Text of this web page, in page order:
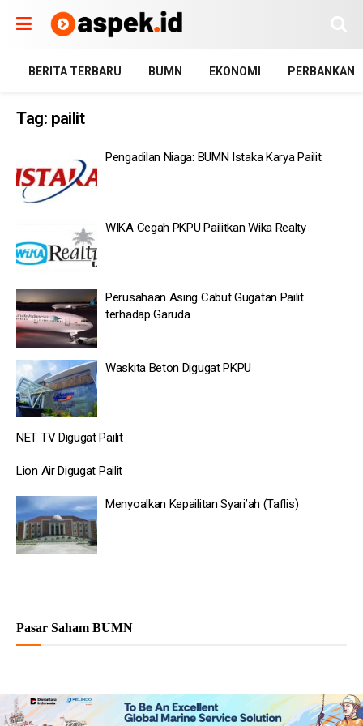
BERITA TERBARU BUMN EKONOMI PERBANKAN
Tag: pailit
Pengadilan Niaga: BUMN Istaka Karya Pailit
WIKA Cegah PKPU Pailitkan Wika Realty
Perusahaan Asing Cabut Gugatan Pailit
terhadap Garuda
Waskita Beton Digugat PKPU
NET TV Digugat Pailit
Lion Air Digugat Pailit
Menyoalkan Kepailitan Syari’ah (Taflis)
Pasar Saham BUMN